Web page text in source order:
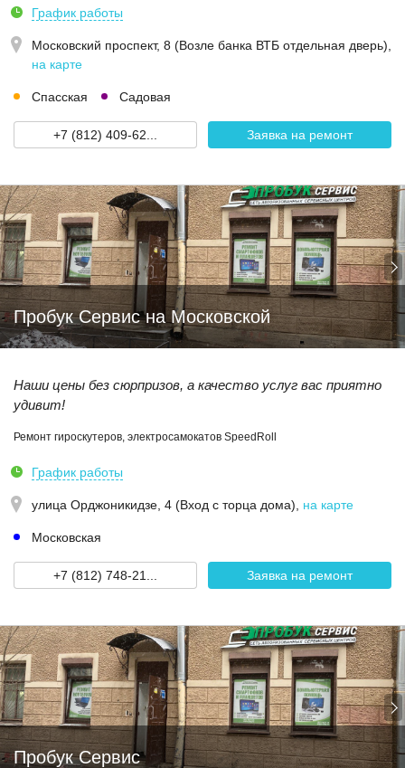
График работы
Московский проспект, 8 (Возле банка ВТБ отдельная дверь)
на карте
Спасская Садовая
+7 (812) 409-62... Заявка на ремонт
Пробук Сервис на Московской
Наши цены без сюрпризов, а качество услуг вас приятно
удивит!
Ремонт гироскутеров, электросамокатов SpeedRoll
График работы
улица Орджоникидзе, 4 (Вход с торца дома) на карте
Московская
+7 (812) 748-21... Заявка на ремонт
Пробук Сервис